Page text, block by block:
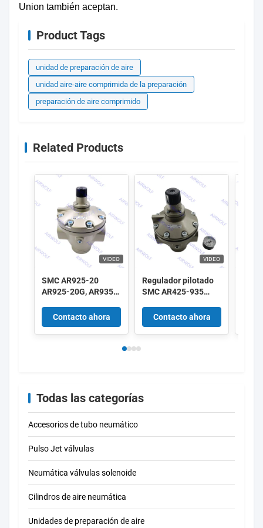
Union también aceptan.
Product Tags
unidad de preparación de aire
unidad aire-aire comprimida de la preparación
preparación de aire comprimido
Related Products
VIDEO
SMC AR925-20
AR925-20G, AR935-
AR425-935
Regulador pilotado
de 2"
Contacto ahora
VIDEO
Regulador pilotado
SMC AR425-935
AR825-14G AR835-
12G AR835-14G
1"1/4 1"1/2
Contacto ahora
Todas las categorías
Accesorios de tubo neumático
Pulso Jet válvulas
Neumática válvulas solenoide
Cilindros de aire neumática
Unidades de preparación de aire